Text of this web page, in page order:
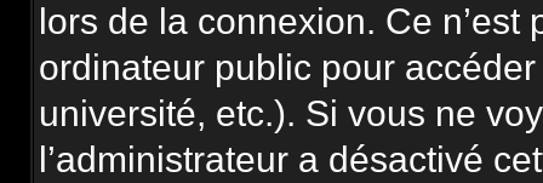
lors de la connexion. Ce
ordinateur public pour
université, etc.). Si vous ne
l’administrateur a désactivé